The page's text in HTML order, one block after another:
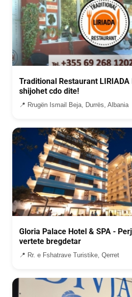
Traditional Restaurant
shijohet cdo dite!
📍 Rrugën Ismail Beja, Durrës, Albania
Gloria Palace Hotel & SPA -
vertete bregdetar
📍 Rr. e Fshatrave Turistike, Qerret